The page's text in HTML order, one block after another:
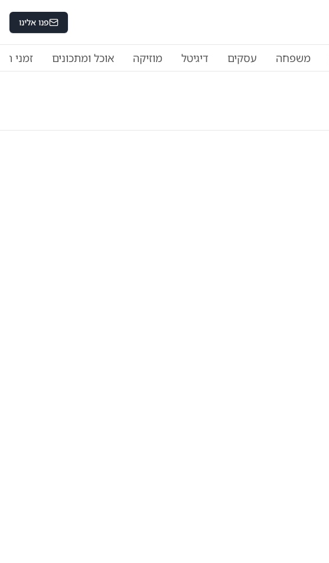
פנו אלינו
משפחה עסקים דיגיטל מוזיקה אוכל ומתכונים זמני